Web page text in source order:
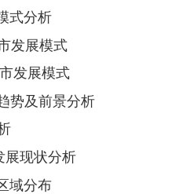
式分析
发展模式
发展模式
势及前景分析
展现状分析
域分布